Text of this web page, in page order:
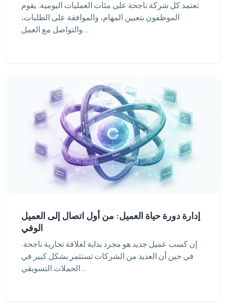
تعتمد كل شركة ناجحة على مئات العمليات اليومية. يقوم
الموظفون بتعيين المهام، والموافقة على الطلبات،
والتواصل مع العمل...
إدارة دورة حياة العميل: من أول اتصال إلى العميل
الوفي
إن كسب عميل جديد هو مجرد بداية لعلاقة تجارية ناجحة.
في حين أن العديد من الشركات تستثمر بشكل كبير في
الحملات التسويقي...